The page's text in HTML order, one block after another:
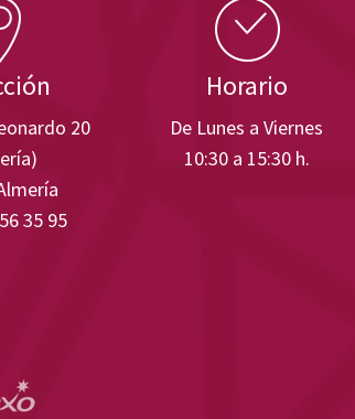
20
35 95
Horario
De Lunes a Viernes
10:30 a 15:30 h.